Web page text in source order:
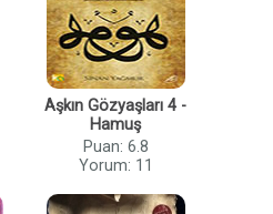
Aşkın Gözyaşları 4 -
Hamuş
Puan: 6.8
Yorum: 11